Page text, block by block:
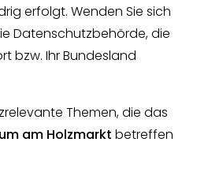
erfolgt. Wenden Sie sich
Datenschutzbehörde, die
bzw. Ihr Bundesland
Themen, die das
am Holzmarkt betreffen